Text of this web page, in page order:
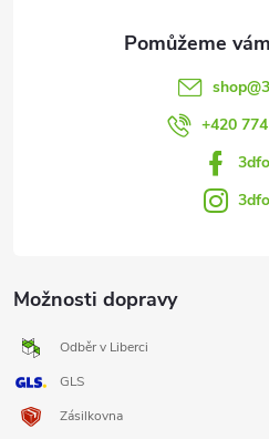
Možnosti dopravy
Odběr v Liberci
GLS
Zásilkovna
shop@
+420